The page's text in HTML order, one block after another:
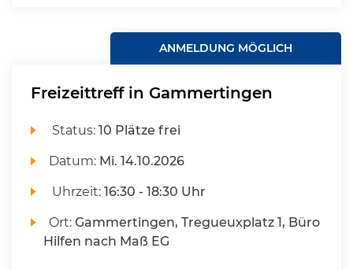
ANMELDUNG MÖGLICH
Freizeittreff in Gammertingen
Status:10 Plätze frei
Datum: Mi. 14.10.2026
Uhrzeit:16:30 - 18:30 Uhr
Ort:Gammertingen, Tregueuxplatz 1, Büro
Hilfen nach Maß EG